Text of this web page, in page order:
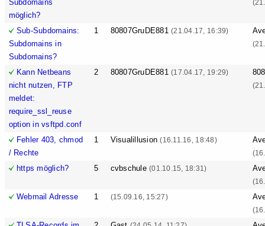
Subdomains
möglich?
Sub-Subdomains:
Subdomains in
Subdomains?
1 80807GruDE881(21.04.17, 16:39)
Kann Netbeans
nicht nutzen, FTP
meldet:
require_ssl_reuse
option in vsftpd.conf
2 80807GruDE881(17.04.17, 19:29)
Fehler 403, chmod
/ Rechte
1 Visualillusion(16.11.16, 18:48)
https möglich? 5 cvbschule(01.10.15, 18:31)
Webmail Adresse 1 (15.09.16, 15:27)